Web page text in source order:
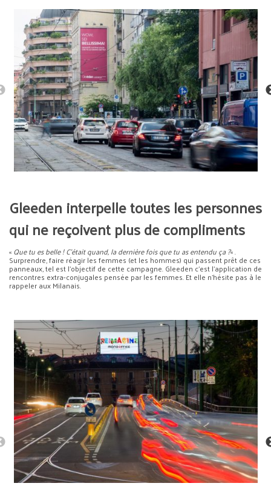
Gleeden interpelle toutes les personnes
qui ne reçoivent plus de compliments
«Que tu es belle ! C’était quand, la dernière fois que tu as entendu ça ?« .
Surprendre, faire réagir les femmes (et les hommes) qui passent prêt de ces
panneaux, tel est l’objectif de cette campagne. Gleeden c’est l’application de
rencontres extra-conjugales pensée par les femmes. Et elle n’hésite pas à le
rappeler aux Milanais.